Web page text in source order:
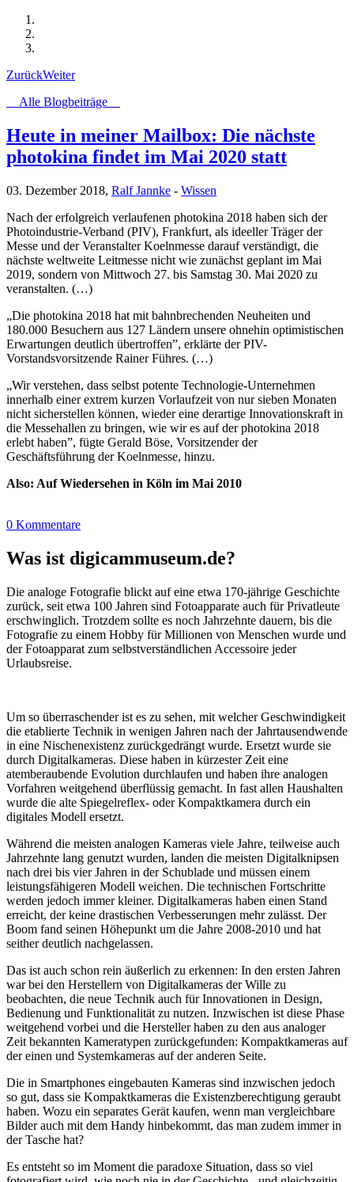
ZurückWeiter
Alle Blogbeiträge
Heute in meiner Mailbox: Die nächste
photokina findet im Mai 2020 statt
03. Dezember 2018, Ralf Jannke - Wissen
Nach der erfolgreich verlaufenen photokina 2018 haben sich der
Photoindustrie-Verband (PIV), Frankfurt, als ideeller Träger der
Messe und der Veranstalter Koelnmesse darauf verständigt, die
nächste weltweite Leitmesse nicht wie zunächst geplant im Mai
2019, sondern von Mittwoch 27. bis Samstag 30. Mai 2020 zu
veranstalten. (…)
„Die photokina 2018 hat mit bahnbrechenden Neuheiten und
180.000 Besuchern aus 127 Ländern unsere ohnehin optimistischen
Erwartungen deutlich übertroffen”, erklärte der PIV-
Vorstandsvorsitzende Rainer Führes. (…)
„Wir verstehen, dass selbst potente Technologie-Unternehmen
innerhalb einer extrem kurzen Vorlaufzeit von nur sieben Monaten
nicht sicherstellen können, wieder eine derartige Innovationskraft in
die Messehallen zu bringen, wie wir es auf der photokina 2018
erlebt haben”, fügte Gerald Böse, Vorsitzender der
Geschäftsführung der Koelnmesse, hinzu.
Also: Auf Wiedersehen in Köln im Mai 2010
0 Kommentare
Was ist digicammuseum.de?
Die analoge Fotografie blickt auf eine etwa 170-jährige Geschichte
zurück, seit etwa 100 Jahren sind Fotoapparate auch für Privatleute
erschwinglich. Trotzdem sollte es noch Jahrzehnte dauern, bis die
Fotografie zu einem Hobby für Millionen von Menschen wurde und
der Fotoapparat zum selbstverständlichen Accessoire jeder
Urlaubsreise.
Um so überraschender ist es zu sehen, mit welcher Geschwindigkeit
die etablierte Technik in wenigen Jahren nach der Jahrtausendwende
in eine Nischenexistenz zurückgedrängt wurde. Ersetzt wurde sie
durch Digitalkameras. Diese haben in kürzester Zeit eine
atemberaubende Evolution durchlaufen und haben ihre analogen
Vorfahren weitgehend überflüssig gemacht. In fast allen Haushalten
wurde die alte Spiegelreflex- oder Kompaktkamera durch ein
digitales Modell ersetzt.
Während die meisten analogen Kameras viele Jahre, teilweise auch
Jahrzehnte lang genutzt wurden, landen die meisten Digitalknipsen
nach drei bis vier Jahren in der Schublade und müssen einem
leistungsfähigeren Modell weichen. Die technischen Fortschritte
werden jedoch immer kleiner. Digitalkameras haben einen Stand
erreicht, der keine drastischen Verbesserungen mehr zulässt. Der
Boom fand seinen Höhepunkt um die Jahre 2008-2010 und hat
seither deutlich nachgelassen.
Das ist auch schon rein äußerlich zu erkennen: In den ersten Jahren
war bei den Herstellern von Digitalkameras der Wille zu
beobachten, die neue Technik auch für Innovationen in Design,
Bedienung und Funktionalität zu nutzen. Inzwischen ist diese Phase
weitgehend vorbei und die Hersteller haben zu den aus analoger
Zeit bekannten Kameratypen zurückgefunden: Kompaktkameras auf
der einen und Systemkameras auf der anderen Seite.
Die in Smartphones eingebauten Kameras sind inzwischen jedoch
so gut, dass sie Kompaktkameras die Existenzberechtigung geraubt
haben. Wozu ein separates Gerät kaufen, wenn man vergleichbare
Bilder auch mit dem Handy hinbekommt, das man zudem immer in
der Tasche hat?
Es entsteht so im Moment die paradoxe Situation, dass so viel